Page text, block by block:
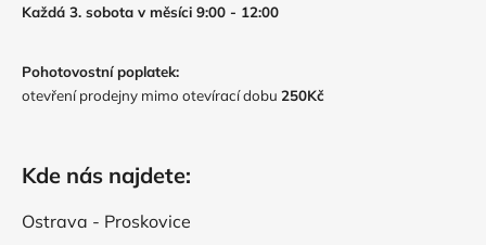
Každá 3. sobota v měsíci 9:00 - 12:00
Pohotovostní poplatek:
otevření prodejny mimo otevírací dobu 250Kč
Kde nás najdete:
Ostrava - Proskovice